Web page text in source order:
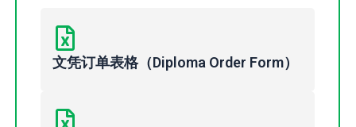
文凭订单表格（Diploma Order Form）